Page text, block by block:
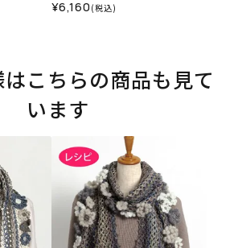
¥6,160 (税込)
こちらの商品も見て
います